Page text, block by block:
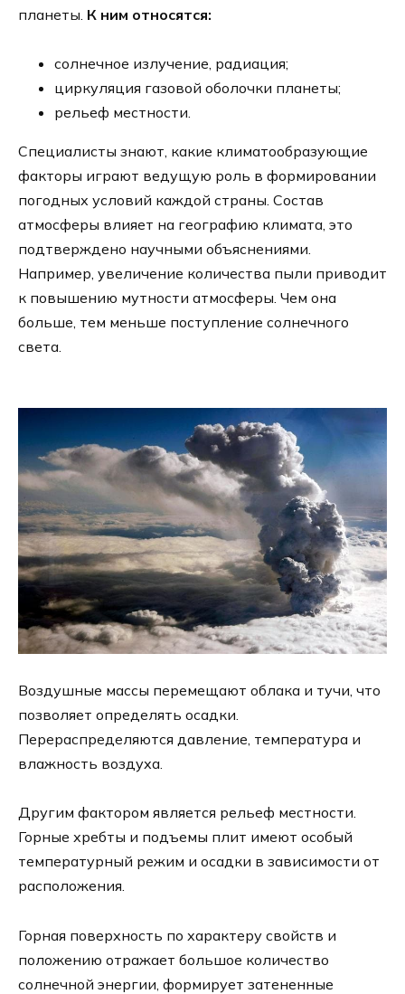
планеты. К ним относятся:
солнечное излучение, радиация;
циркуляция газовой оболочки планеты;
рельеф местности.
Специалисты знают, какие климатообразующие
факторы играют ведущую роль в формировании
погодных условий каждой страны. Состав
атмосферы влияет на географию климата, это
подтверждено научными объяснениями.
Например, увеличение количества пыли приводит
к повышению мутности атмосферы. Чем она
больше, тем меньше поступление солнечного
света.
Воздушные массы перемещают облака и тучи, что
позволяет определять осадки.
Перераспределяются давление, температура и
влажность воздуха.
Другим фактором является рельеф местности.
Горные хребты и подъемы плит имеют особый
температурный режим и осадки в зависимости от
расположения.
Горная поверхность по характеру свойств и
положению отражает большое количество
солнечной энергии, формирует затененные